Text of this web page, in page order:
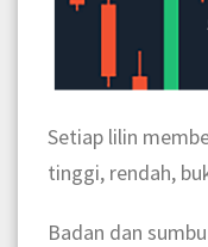
Setiap lilin
tinggi, rendah,
Badan dan